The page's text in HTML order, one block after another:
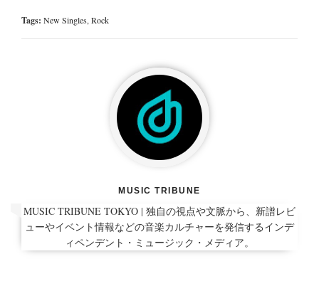
Tags: New Singles,Rock
MUSIC TRIBUNE
MUSIC TRIBUNE TOKYO | 独自の視点や文脈から、新譜レビ
ューやイベント情報などの音楽カルチャーを発信するインデ
ィペンデント・ミュージック・メディア。